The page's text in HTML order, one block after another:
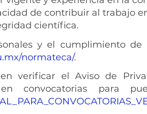
de contribuir al trabajo
científica.
y el cumplimiento
normateca/.
verificar el Aviso de
convocatorias para